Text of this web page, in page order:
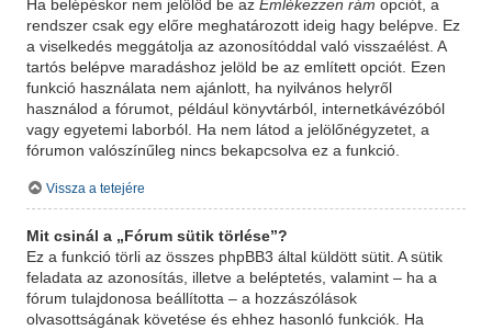
Ha belépéskor nem jelölöd be azEmlékezzen rám opciót, a
rendszer csak egy előre meghatározott ideig hagy belépve. Ez
a viselkedés meggátolja az azonosítóddal való visszaélést. A
tartós belépve maradáshoz jelöld be az említett opciót. Ezen
funkció használata nem ajánlott, ha nyilvános helyről
használod a fórumot, például könyvtárból, internetkávézóból
vagy egyetemi laborból. Ha nem látod a jelölőnégyzetet, a
fórumon valószínűleg nincs bekapcsolva ez a funkció.
Vissza a tetejére
Mit csinál a „Fórum sütik törlése”?
Ez a funkció törli az összes phpBB3 által küldött sütit. A sütik
feladata az azonosítás, illetve a beléptetés, valamint – ha a
fórum tulajdonosa beállította – a hozzászólások
olvasottságának követése és ehhez hasonló funkciók. Ha